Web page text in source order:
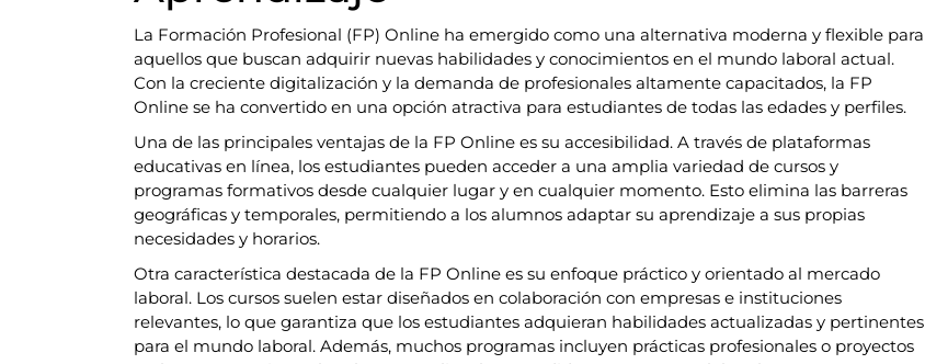
La Formación Profesional (FP) Online ha emergido como una alternativa moderna y flexible para
aquellos que buscan adquirir nuevas habilidades y conocimientos en el mundo laboral actual.
Con la creciente digitalización y la demanda de profesionales altamente capacitados, la FP
Online se ha convertido en una opción atractiva para estudiantes de todas las edades y perfiles.
Una de las principales ventajas de la FP Online es su accesibilidad. A través de plataformas
educativas en línea, los estudiantes pueden acceder a una amplia variedad de cursos y
programas formativos desde cualquier lugar y en cualquier momento. Esto elimina las barreras
geográficas y temporales, permitiendo a los alumnos adaptar su aprendizaje a sus propias
necesidades y horarios.
Otra característica destacada de la FP Online es su enfoque práctico y orientado al mercado
laboral. Los cursos suelen estar diseñados en colaboración con empresas e instituciones
relevantes, lo que garantiza que los estudiantes adquieran habilidades actualizadas y pertinentes
para el mundo laboral. Además, muchos programas incluyen prácticas profesionales o proyectos